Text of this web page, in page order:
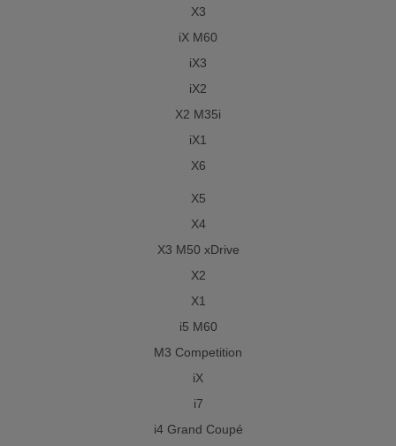
X3
iX M60
iX3
iX2
X2 M35i
iX1
X6
X5
X4
X3 M50 xDrive
X2
X1
i5 M60
M3 Competition
iX
i7
i4 Grand Coupé